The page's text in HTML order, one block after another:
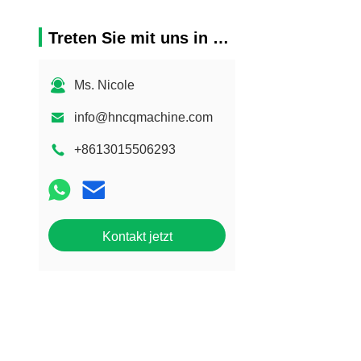
Treten Sie mit uns in Verbindung
Ms. Nicole
info@hncqmachine.com
+8613015506293
Kontakt jetzt